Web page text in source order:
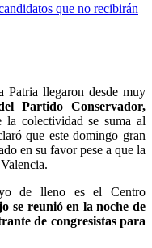
que no recibirán
Patria llegaron desde muy
Partido Conservador,
la colectividad se suma al
que este domingo gran
en su favor pese a que la
de lleno es el Centro
se reunió en la noche de
de congresistas para